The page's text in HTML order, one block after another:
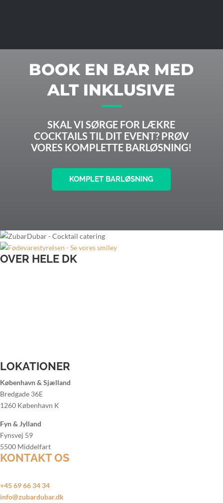
BOOK EN BAR MED
ALT INKLUSIVE
SKAL VI SØRGE FOR LÆKRE
COCKTAILS TIL DIT EVENT? PRØV
VORES KOMPLETTE BARLØSNING!
KOMPLET BARLØSNING
OVER HELE DK
LOKATIONER
København & Sjælland
Bredgade 36E
1260 København K
Fyn & Jylland
Fynsvej 59
5500 Middelfart
KONTAKT OS
+45 69 66 34 34
info@zubardubar.dk